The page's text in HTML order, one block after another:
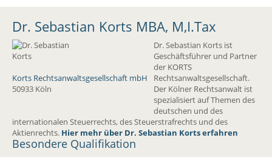
Dr. Sebastian Korts MBA, M,I.Tax
Korts Rechtsanwaltsgesellschaft mbH
50933 Köln
Dr. Sebastian Korts ist
Geschäftsführer und Partner
der KORTS
Rechtsanwaltsgesellschaft.
Der Kölner Rechtsanwalt ist
spezialisiert auf Themen des
deutschen und des
internationalen Steuerrechts, des Steuerstrafrechts und des
Aktienrechts. Hier mehr über Dr. Sebastian Korts erfahren
Besondere Qualifikation